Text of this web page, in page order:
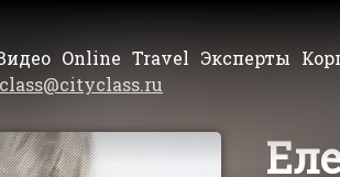
Online Travel Эксперты